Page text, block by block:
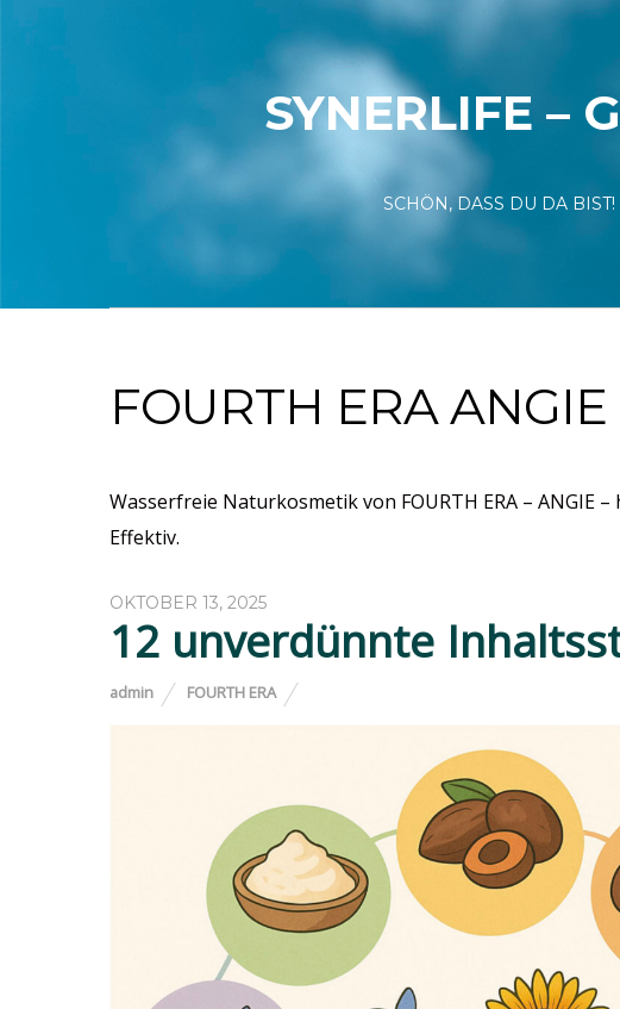
SYNERLIFE –
SCHÖN, DASS DU DA BIST!
FOURTH ERA ANGIE
Wasserfreie Naturkosmetik von FOURTH ERA –
Effektiv.
OKTOBER 13, 2025
12 unverdünnte
admin FOURTH ERA